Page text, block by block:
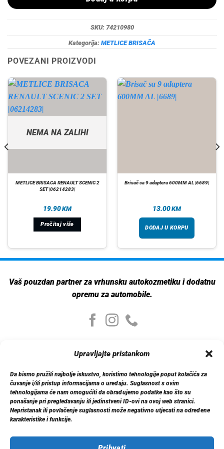
Upravljajte pristankom
Da bismo pružili najbolje iskustvo, koristimo tehnologije poput kolačića za
čuvanje i/ili pristup informacijama o uređaju. Suglasnost s ovim
tehnologijama će nam omogućiti da obrađujemo podatke kao što su
ponašanje pri pregledavanju ili jedinstveni ID-ovi na ovoj web stranici.
Nepristanak ili povlačenje suglasnosti može negativno utjecati na određene
karakteristike i funkcije.
SKU: 74210980
Kategorija: METLICE BRISAČA
POVEZANI PROIZVODI
NEMA NA ZALIHI
METLICE BRISACA RENAULT SCENIC 2
SET |06214283|
19.90KM
Pročitaj više
Brisač sa 9 adaptera 600MM AL |6689|
13.00KM
DODAJ U KORPU
Vaš pouzdan partner za vrhunsku autokozmetiku i dodatnu
opremu za automobile.
Moj nalog
Moj nalog
Moje narudžbe
Detalji računa
Log out
Informacije
Politika privatnosti